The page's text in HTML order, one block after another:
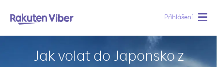
Přihlášení
Jak volat do Japonsko z